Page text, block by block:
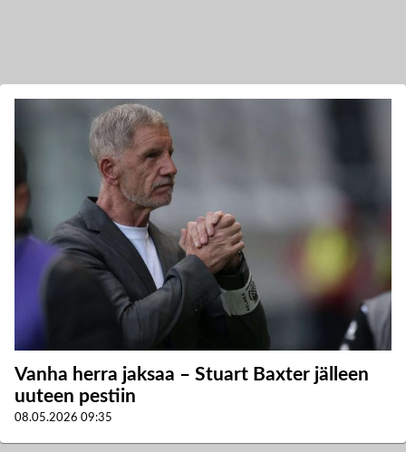
Vanha herra jaksaa – Stuart Baxter jälleen
uuteen pestiin
08.05.2026 09:35